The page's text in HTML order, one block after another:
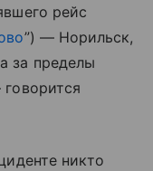
рейс
”) — Норильск,
за пределы
никто